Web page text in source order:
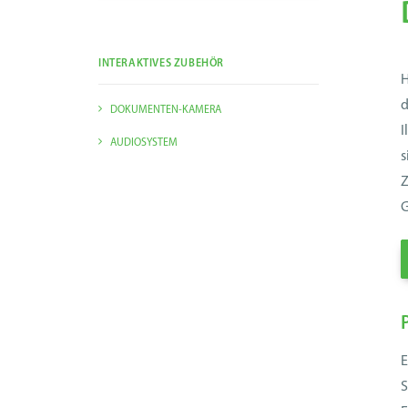
INTERAKTIVES ZUBEHÖR
DOKUMENTEN-KAMERA
AUDIOSYSTEM